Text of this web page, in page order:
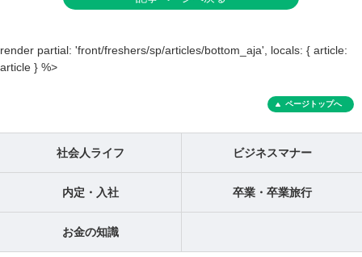
render partial: 'front/freshers/sp/articles/bottom_aja', locals: { article:
article } %>
ページトップへ
社会人ライフ ビジネスマナー
内定・入社 卒業・卒業旅行
お金の知識